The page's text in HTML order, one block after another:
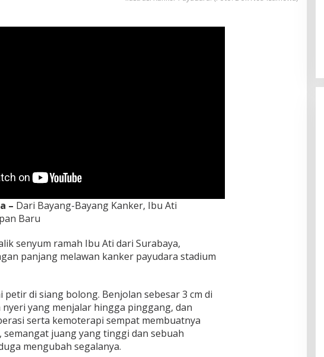
– Dari Bayang-Bayang Kanker, Ibu Ati
Baru
senyum ramah Ibu Ati dari Surabaya,
panjang melawan kanker payudara stadium
petir di siang bolong. Benjolan sebesar 3 cm di
nyeri yang menjalar hingga pinggang, dan
serta kemoterapi sempat membuatnya
semangat juang yang tinggi dan sebuah
mengubah segalanya.